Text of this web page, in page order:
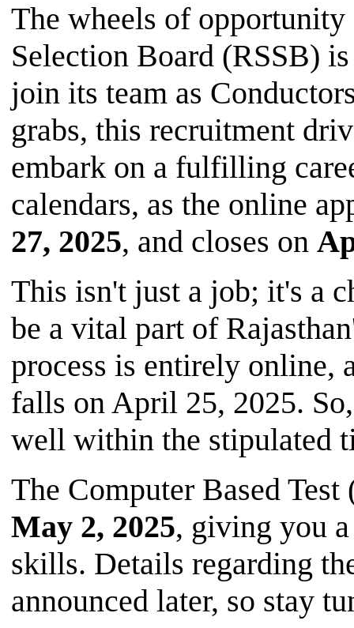
The wheels of
Selection Board (RSSB)
join its team as
grabs, this recruitment
embark on a fulfilling
calendars, as the online
27, 2025, and closes on
This isn't just a job; it's a
be a vital part of
process is entirely online,
falls on April 25, 2025.
well within the stipulated
The Computer Based
May 2, 2025, giving you
skills. Details regarding
announced later, so stay